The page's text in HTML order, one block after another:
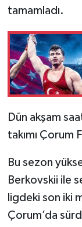
tamamladı.
Dün akşam
takımı Çorum
Bu sezon
Berkovskii ile
ligdeki son iki
Çorum’da